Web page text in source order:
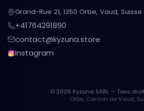
Grand-Rue 21, 1350 Orbe, Vaud, Suisse
+41764291890
contact@kyzuna.store
Instagram
© 2026 Kyzuna SARL — Tous
Orbe, Canton de Vaud,